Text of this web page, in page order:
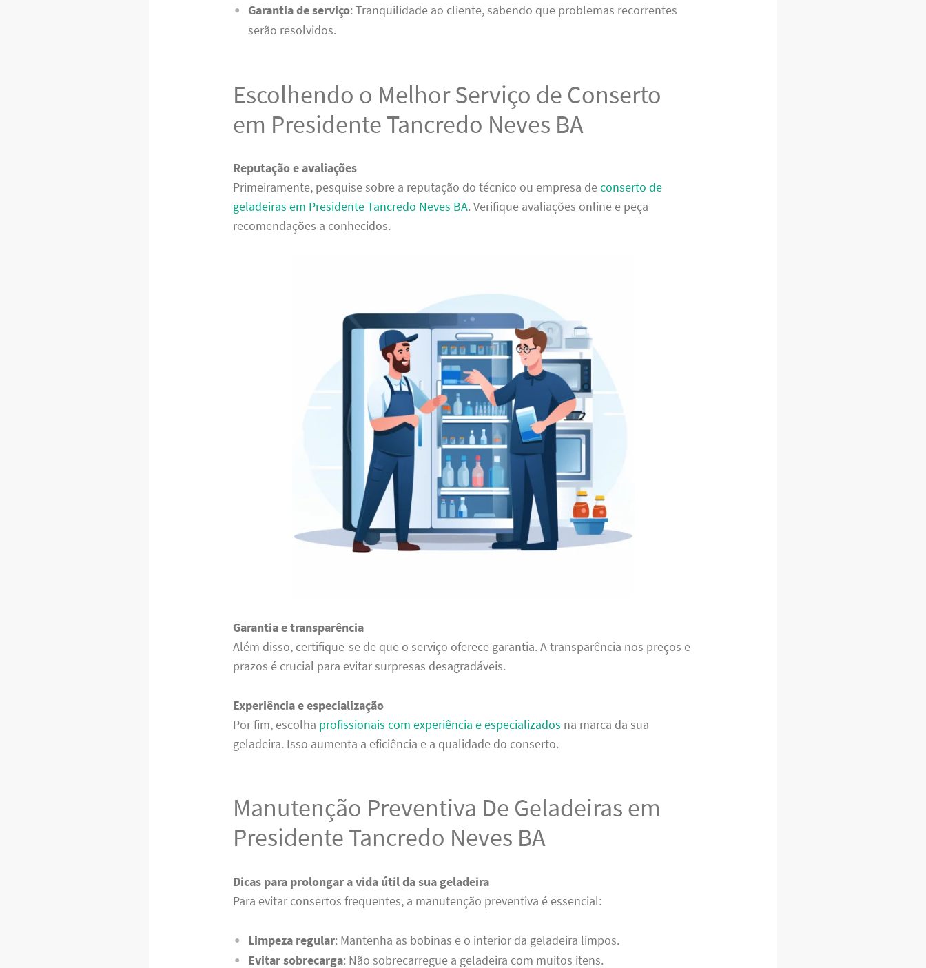
Garantia de serviço: Tranquilidade ao cliente, sabendo que problemas recorrentes
serão resolvidos.
Escolhendo o Melhor Serviço de Conserto
em Presidente Tancredo Neves BA
Reputação e avaliações
Primeiramente, pesquise sobre a reputação do técnico ou empresa deconserto de
geladeiras em Presidente Tancredo Neves BA. Verifique avaliações online e peça
recomendações a conhecidos.
Garantia e transparência
Além disso, certifique-se de que o serviço oferece garantia. A transparência nos preços e
prazos é crucial para evitar surpresas desagradáveis.
Experiência e especialização
Por fim, escolha profissionais com experiência e especializados na marca da sua
geladeira. Isso aumenta a eficiência e a qualidade do conserto.
Manutenção Preventiva De Geladeiras em
Presidente Tancredo Neves BA
Dicas para prolongar a vida útil da sua geladeira
Para evitar consertos frequentes, a manutenção preventiva é essencial:
Limpeza regular: Mantenha as bobinas e o interior da geladeira limpos.
Evitar sobrecarga: Não sobrecarregue a geladeira com muitos itens.